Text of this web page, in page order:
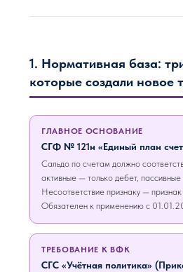
1. Нормативная база:
которые создали новое
ГЛАВНОЕ ОСНОВАНИЕ
СГФ № 121н «Единый план
Сальдо по счетам должно
активные — только дебет,
Несоответствие признаку —
Обязателен к применению с
ТРЕБОВАНИЕ К ВФК
СГС «Учётная политика»